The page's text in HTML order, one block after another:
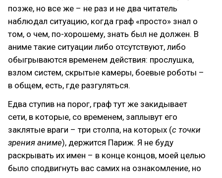
позже, но все же – не раз и не два читатель
наблюдал ситуацию, когда граф «просто» знал о
том, о чем, по-хорошему, знать был не должен. В
аниме такие ситуации либо отсутствуют, либо
обыгрываются временем действия: прослушка,
взлом систем, скрытые камеры, боевые роботы –
в общем, есть, где разгуляться.
Едва ступив на порог, граф тут же закидывает
сети, в которые, со временем, заплывут его
заклятые враги – три столпа, на которых (с точки
зрения аниме), держится Париж. Я не буду
раскрывать их имен – в конце концов, моей целью
было сподвигнуть вас самих на ознакомление, но